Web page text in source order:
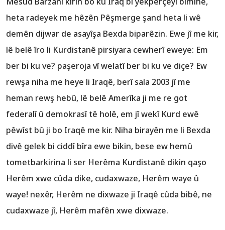
heta radeyek me hêzên Pêşmerge şand heta li wê
demên dijwar de asayîşa Bexda biparêzin. Ewe jî me kir,
lê belê îro li Kurdistanê pirsiyara cewherî eweye: Em
ber bi ku ve? paşeroja vî welatî ber bi ku ve diçe? Ew
rewşa niha me heye li Iraqê, berî sala 2003 jî me
heman rewş hebû, lê belê Amerîka ji me re got
federalî û demokrasî tê holê, em jî wekî Kurd ewê
pêwîst bû ji bo Iraqê me kir. Niha birayên me li Bexda
divê gelek bi ciddî bîra ewe bikin, bese ew hemû
tometbarkirina li ser Herêma Kurdistanê dikin qaşo
Herêm xwe cûda dike, cudaxwaze, Herêm waye û
waye! nexêr, Herêm ne dixwaze ji Iraqê cûda bibê, ne
cudaxwaze jî, Herêm mafên xwe dixwaze.